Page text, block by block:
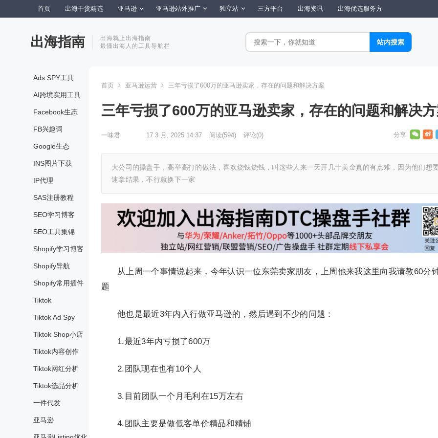
首页 出海干货精选 亚马逊 亚马逊站外推广 独立站 三方平台 出海资讯 出海优选服务方
出海指南
出海就上出海指南
最懂出海人的工具导航栏
Ads SPY工具
AI跨境实用工具
Facebook生态
FB兴趣词
Google生态
INS图片下载
IP代理
SAS注册教程
SEO学习博客
SEO工具集锦
Shopify学习博客
Shopify导航
Shopify常用插件
Tiktok
Tiktok Ad Spy
Tiktok Shop小店
Tiktok内容创作
Tiktok网红分析
Tiktok选品分析
一件代发
亚马逊
首页 亚马逊运营 三年亏损了600万的亚马逊卖家，存在的问题和解决方案
三年亏损了600万的亚马逊卖家，存在的问题和解决
一味君 17 3 月, 2025 14:37 阅读(594) 评论(0)
大公司的操盘手，高举高打的做法，喜欢烧钱烧钱，叫这些人来一天开几十美金真的有点难，因为他们想
速拿结果，不行就换下一家
从上周一个事情说起来，今年认识一位东莞卖家朋友，上周他来我这里向我请教60分
题
他也是最近3年内入行做亚马逊的，然后遇到不少的问题：
1.最近3年内亏损了600万
2.团队现在也有10个人
3.目前团队一个月毛利在15万左右
4.团队主要是做低客单价精品和精铺